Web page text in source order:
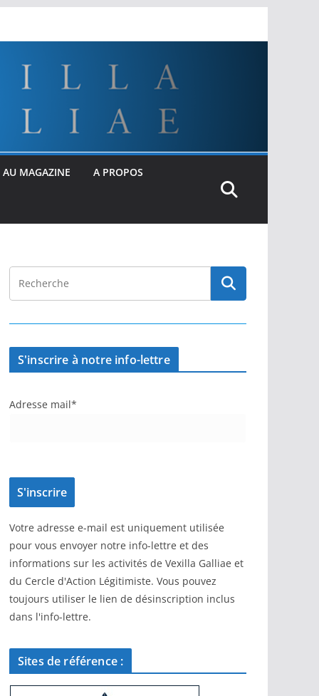
AU MAGAZINE A PROPOS
S'inscrire à notre info-lettre
Adresse mail*
Votre adresse e-mail est uniquement utilisée
pour vous envoyer notre info-lettre et des
informations sur les activités de Vexilla Galliae et
du Cercle d'Action Légitimiste. Vous pouvez
toujours utiliser le lien de désinscription inclus
dans l'info-lettre.
Sites de référence :